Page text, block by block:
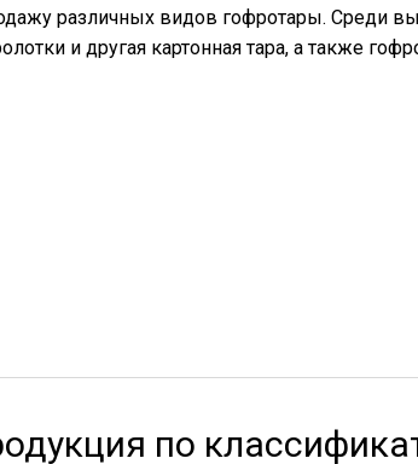
различных видов гофротары. Среди
и другая картонная тара, а также
по